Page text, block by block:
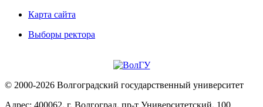
Карта сайта
Выборы ректора
© 2000-2026 Волгоградский государственный университет
Адрес: 400062, г. Волгоград, пр-т Университетский, 100